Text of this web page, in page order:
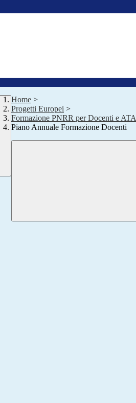
Home >
Progetti Europei >
Formazione PNRR per Docenti e ATA
Piano Annuale Formazione Docenti